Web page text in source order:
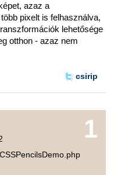
azaz a
pixelt is felhasználva,
lehetősége
otthon - azaz nem
csirip
1